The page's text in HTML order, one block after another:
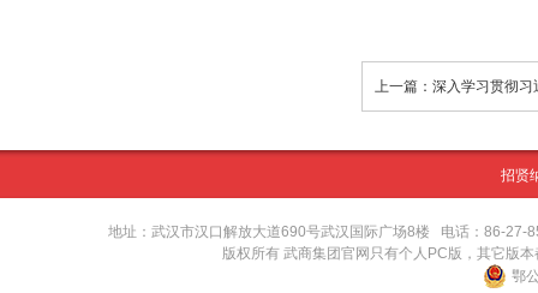
招贤
地址：武汉市汉口解放大道690号武汉国际广场8楼 电话：86-
版权所有 武商集团官网只有个人PC版，其它版
鄂